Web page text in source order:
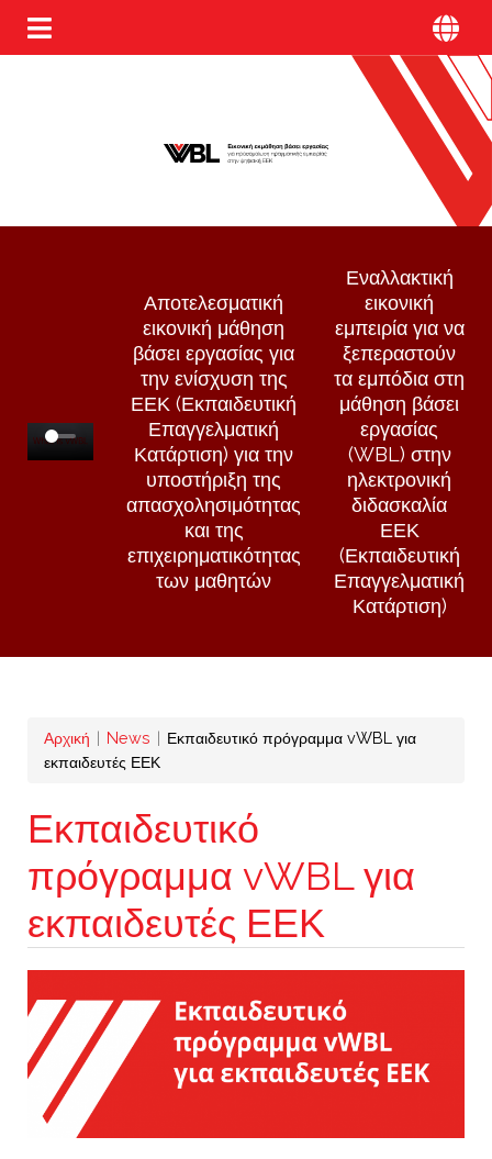
Αποτελεσματική
εικονική μάθηση
βάσει εργασίας για
την ενίσχυση της
ΕΕΚ (Εκπαιδευτική
Επαγγελματική
Κατάρτιση) για την
υποστήριξη της
απασχολησιμότητας
και της
επιχειρηματικότητας
των μαθητών
Εναλλακτική
εικονική
εμπειρία για να
ξεπεραστούν
τα εμπόδια στη
μάθηση βάσει
εργασίας
(WBL) στην
ηλεκτρονική
διδασκαλία
ΕΕΚ
(Εκπαιδευτική
Επαγγελματική
Κατάρτιση)
Breadcrumb
Αρχική News
Εκπαιδευτικό πρόγραμμα vWBL για
εκπαιδευτές ΕΕΚ
Εκπαιδευτικό
πρόγραμμα vWBL για
εκπαιδευτές ΕΕΚ